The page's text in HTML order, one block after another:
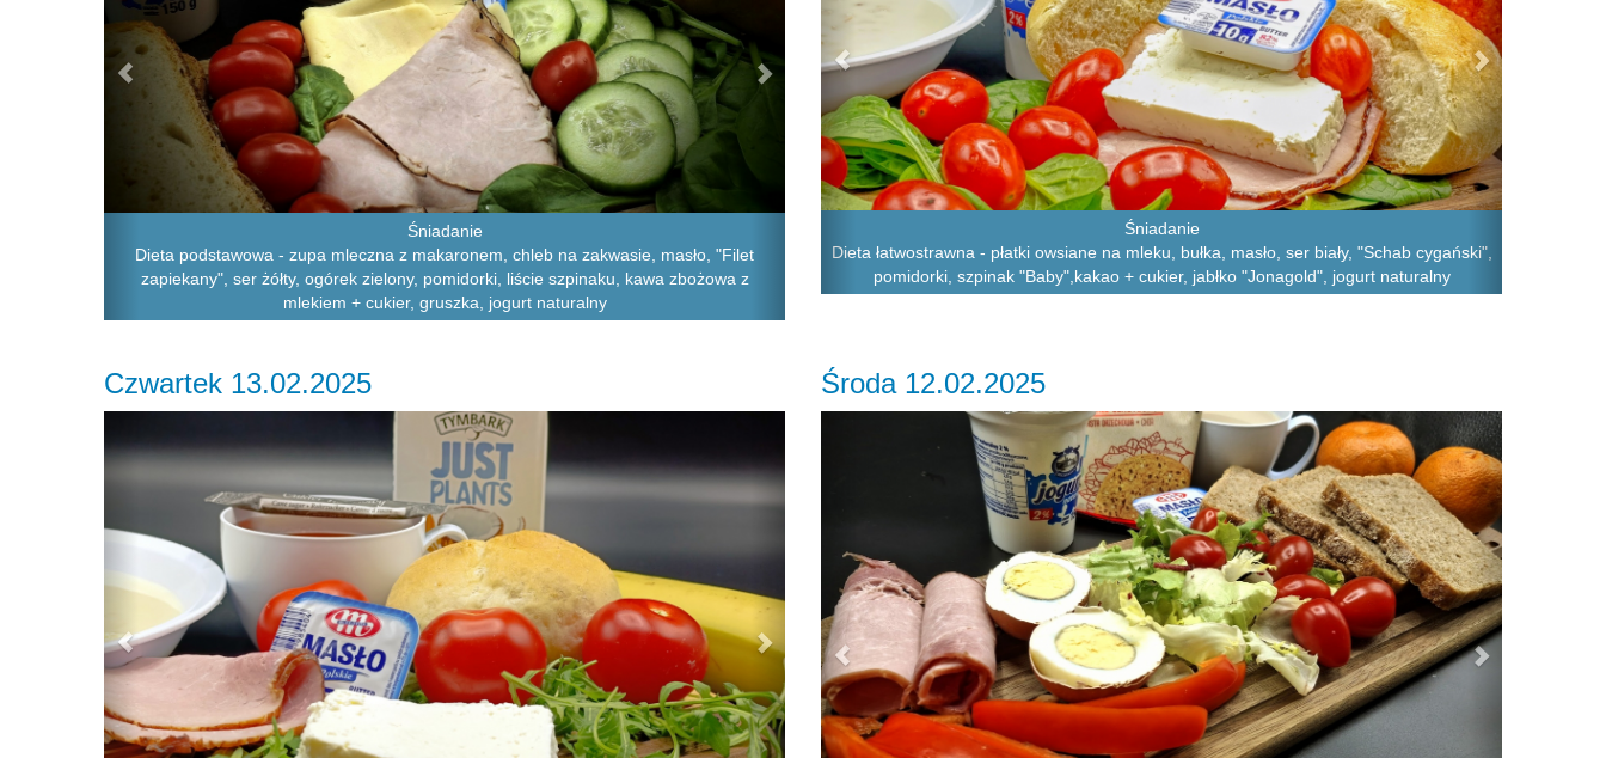
Śniadanie
Dieta podstawowa - zupa mleczna z makaronem, chleb na zakwasie, masło, "Filet
zapiekany", ser żółty, ogórek zielony, pomidorki, liście szpinaku, kawa zbożowa z
mlekiem + cukier, gruszka, jogurt naturalny
Śniadanie
Dieta łatwostrawna - płatki owsiane na mleku, bułka, masło, ser biały, "Schab cygański",
pomidorki, szpinak "Baby",kakao + cukier, jabłko "Jonagold", jogurt naturalny
Czwartek 13.02.2025 Środa 12.02.2025
Next